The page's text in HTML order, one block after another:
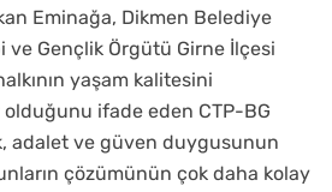
Eminağa, Dikmen Belediye
ve Gençlik Örgütü Girne İlçesi
yaşam kalitesini
ifade eden CTP-BG
adalet ve güven duygusunun
çözümünün çok daha kolay